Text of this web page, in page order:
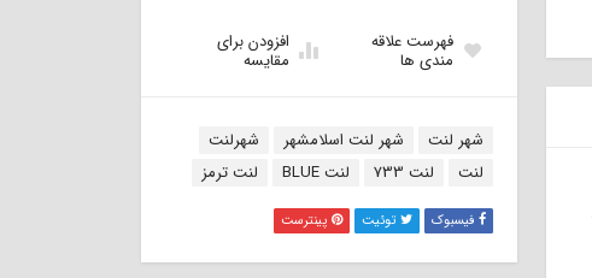
فهرست علاقه
مندی ها
افزودن برای
مقایسه
برچسب:
شهر لنت شهر لنت اسلامشهر
شهرلنت
لنت
لنت 733 لنت BLUE لنت ترمز
فیسبوک توئیت پینترست